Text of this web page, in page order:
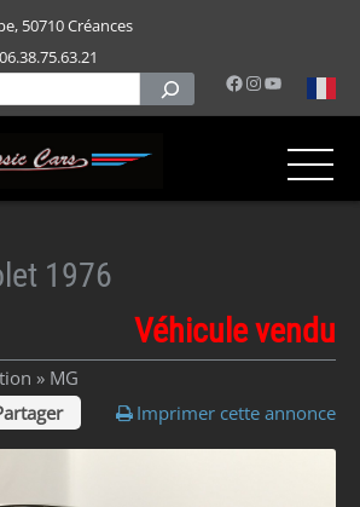
50710 Créances
Facebook
Instagram
YouTube
1976
Véhicule vendu
» MG
Imprimer cette annonce
cookies